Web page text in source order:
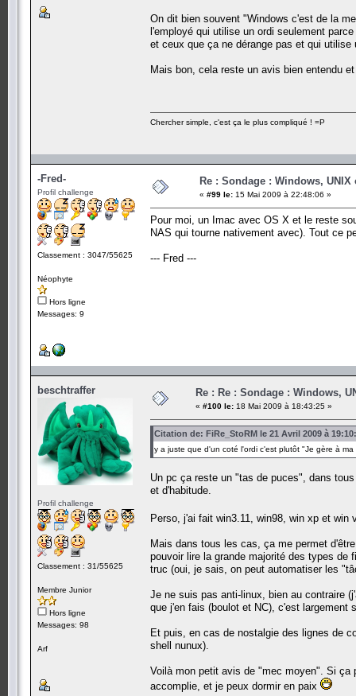
On dit bien souvent "Windows c'est de la
l'employé qui utilise un ordi seulement
et ceux que ça ne dérange pas et qui
Mais bon, cela reste un avis bien entendu
Chercher simple, c'est ça le plus compliqué ! =P
-Fred-
Profil challenge
Classement : 3047/55625
Néophyte
Hors ligne
Messages: 9
Re : Sondage : Windows, UNIX
« #99 le: 15 Mai 2009 à 22:48:06 »
Pour moi, un Imac avec OS X et le reste
NAS qui tourne nativement avec). Tout ce
--- Fred ---
beschtraffer
Profil challenge
Classement : 31/55625
Membre Junior
Hors ligne
Messages: 98
Arf
Re : Re : Sondage : Windows,
« #100 le: 18 Mai 2009 à 18:43:25 »
Citation de: FiRe_StoRM le 21 Avril 2009 à
y a juste que d'un coté l'ordi c'est plutôt "Je gère à
Un pc ça reste un "tas de puces", dans
et d'habitude.
Perso, j'ai fait win3.11, win98, win xp et
Mais dans tous les cas, ça me permet
pouvoir lire la grande majorité des types de
truc (oui, je sais, on peut automatiser les
Je ne suis pas anti-linux, bien au contraire
que j'en fais (boulot et NC), c'est largement
Et puis, en cas de nostalgie des lignes de
shell nunux).
Voilà mon petit avis de "mec moyen". Si ça
accomplie, et je peux dormir en paix